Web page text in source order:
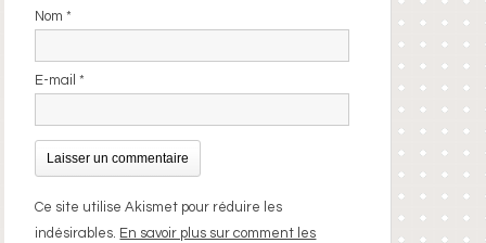
Nom*
E-mail*
Ce site utilise Akismet pour réduire les
indésirables. En savoir plus sur comment les